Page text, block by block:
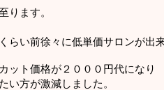
ります。
らい前徐々に低単価サロンが出来
ット価格が２０００円代になり
い方が激減しました。